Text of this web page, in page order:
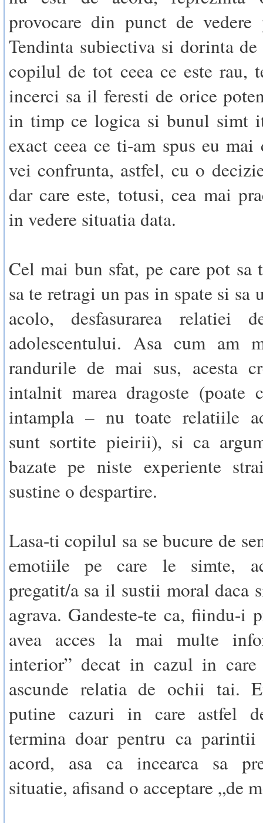
provocare din punct de vedere
Tendinta subiectiva si dorinta
copilul de tot ceea ce este rau,
incerci sa il feresti de orice
in timp ce logica si bunul simt
exact ceea ce ti-am spus eu mai
vei confrunta, astfel, cu o
dar care este, totusi, cea mai
in vedere situatia data.
Cel mai bun sfat, pe care pot sa
sa te retragi un pas in spate si sa
acolo, desfasurarea relatiei
adolescentului. Asa cum am
randurile de mai sus, acesta
intalnit marea dragoste (poate
intampla – nu toate relatiile
sunt sortite pieirii), si ca
bazate pe niste experiente
sustine o despartire.
Lasa-ti copilul sa se bucure de
emotiile pe care le simte,
pregatit/a sa il sustii moral daca
agrava. Gandeste-te ca, fiindu-i
avea acces la mai multe
interior” decat in cazul in care
ascunde relatia de ochii tai.
putine cazuri in care astfel
termina doar pentru ca
acord, asa ca incearca sa
situatie, afisand o acceptare „de